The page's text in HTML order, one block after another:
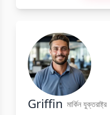
Griffin মার্কিন যুক্তরাষ্ট্র